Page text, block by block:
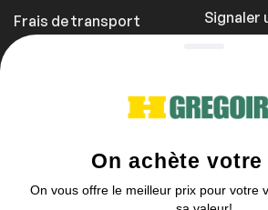
Frais de transport
Signaler
Vous pouvez nous contacter